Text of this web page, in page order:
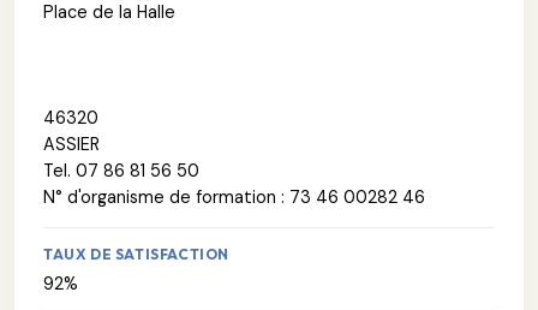
Place de la Halle
46320
ASSIER
Tel. 07 86 81 56 50
N° d'organisme de formation : 73 46 00282 46
TAUX DE SATISFACTION
92%